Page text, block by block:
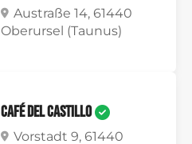
Austraße 14, 61440
Oberursel (Taunus)
Café del Castillo
Vorstadt 9, 61440